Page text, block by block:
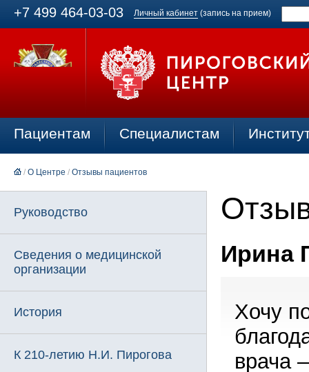
+7 499 464-03-03 Личный кабинет (запись на прием)
Пациентам Специалистам
/ О Центре / Отзывы пациентов
Руководство
Сведения о медицинской
организации
История
К 210-летию Н.И. Пирогова
Ирина
Хочу
врача